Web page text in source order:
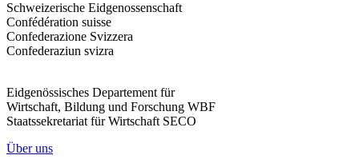
Schweizerische Eidgenossenschaft
Confédération suisse
Confederazione Svizzera
Confederaziun svizra
Eidgenössisches Departement für
Wirtschaft, Bildung und Forschung WBF
Staatssekretariat für Wirtschaft SECO
Über uns